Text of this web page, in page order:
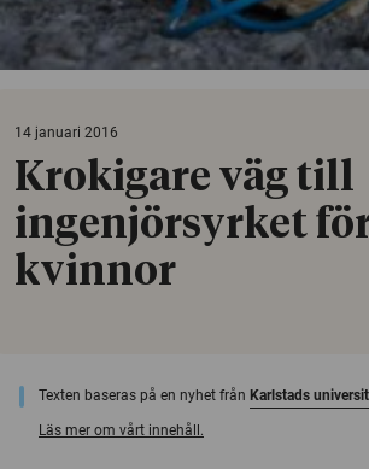
14 januari 2016
Krokigare väg till
ingenjörsyrket
kvinnor
Texten baseras på en nyhet från Karlstads
Läs mer om vårt innehåll.